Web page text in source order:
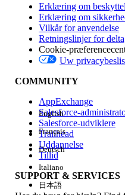
Version
Experience
Erklæring om
Erklæring om
Vilkår for anvendelse
Retningslinjer for
Cookie-
Uw
COMMUNITY
AppExchange
Salesforce-
Salesforce-udviklere
Trailhead
Uddannelse
Tillid
SUPPORT & SERVICES
English
Français
Deutsch
Italiano
日本語